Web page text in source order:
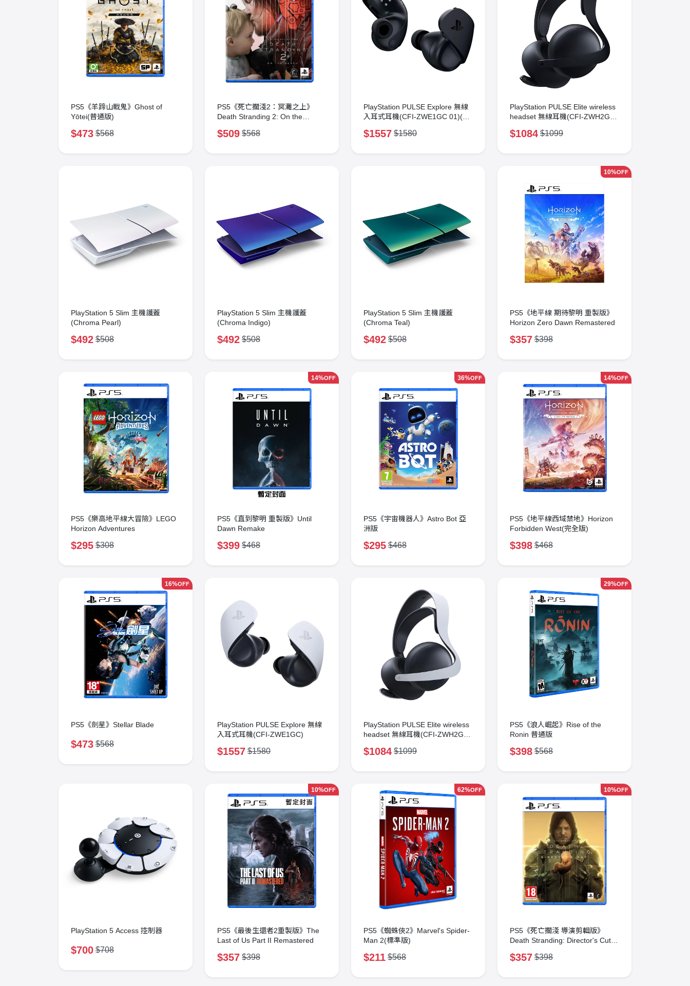
PS5《羊蹄山戰鬼》Ghost of
Yōtei(普通版)
$473 $568
PS5《死亡擱淺2：冥灘之上》
Death Stranding 2: On the
$509 $568
PlayStation PULSE Explore 無線
入耳式耳機(CFI-ZWE1GC 01)(午
$1557 $1580
PlayStation PULSE Elite wireless
headset 無線耳機(CFI-ZWH2G
$1084 $1099
PlayStation 5 Slim 主機護蓋
(Chroma Pearl)
$492 $508
PlayStation 5 Slim 主機護蓋
(Chroma Indigo)
$492 $508
PlayStation 5 Slim 主機護蓋
(Chroma Teal)
$492 $508
10%OFF
PS5《地平線 期待黎明 重製版》
Horizon Zero Dawn Remastered
$357 $398
PS5《樂高地平線大冒險》LEGO
Horizon Adventures
$295 $308
14%OFF
PS5《直到黎明 重製版》Until
Dawn Remake
$399 $468
36%OFF
PS5《宇宙機器人》Astro Bot 亞
洲版
$295 $468
14%OFF
PS5《地平線西域禁地》Horizon
Forbidden West(完全版)
$398 $468
16%OFF
PS5《劍星》Stellar Blade
$473 $568
PlayStation PULSE Explore 無線
入耳式耳機(CFI-ZWE1GC)
$1557 $1580
PlayStation PULSE Elite wireless
headset 無線耳機(CFI-ZWH2GC)
$1084 $1099
29%OFF
PS5《浪人崛起》Rise of the
Ronin 普通版
$398 $568
PlayStation 5 Access 控制器
$700 $708
10%OFF
PS5《最後生還者2重製版》The
Last of Us Part II Remastered
$357 $398
62%OFF
PS5《蜘蛛俠2》Marvel's Spider-
Man 2(標準版)
$211 $568
10%OFF
PS5《死亡擱淺 導演剪輯版》
Death Stranding: Director's Cut
$357 $398